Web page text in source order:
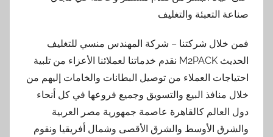
صناعة التعبئة والتغليف
فمن خلال شركتنا – شركة المهندس منسي للتغليف
الحديث M2PACK نقدم خدماتنا لعملائنا الأعزاء من تلبية
احتياجات العملاء من توصيل البطانات والخامات إليهم من
خلال منافذ البيع والتسويق وجميع فروعها في كل أنحاء
دول العالم كالقاهرة عاصمة جمهورية مصر العربية
والشرق الأوسط والشرق الأقصى وشمال أفريقيا ونقوم